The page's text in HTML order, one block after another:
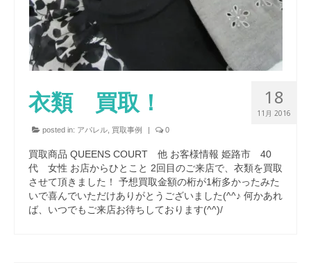
18
11月 2016
衣類 買取！
posted in: アパレル 買取事例 | 0
買取商品 QUEENS COURT 他 お客様情報 姫路市 40
代 女性 お店からひとこと 2回目のご来店で、衣類を買取
させて頂きました！ 予想買取金額の桁が1桁多かったみた
いで喜んでいただけありがとうございました(^^♪ 何かあれ
ば、いつでもご来店お待ちしております(^^)/